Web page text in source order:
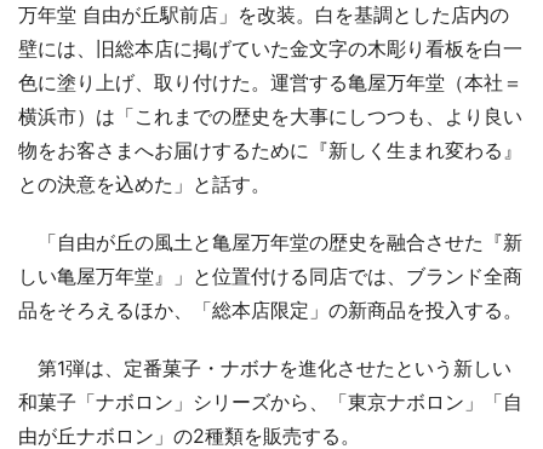
万年堂 自由が丘駅前店」を改装。白を基調とした店内の
壁には、旧総本店に掲げていた金文字の木彫り看板を白一
色に塗り上げ、取り付けた。運営する亀屋万年堂（本社＝
横浜市）は「これまでの歴史を大事にしつつも、より良い
物をお客さまへお届けするために『新しく生まれ変わる』
との決意を込めた」と話す。
「自由が丘の風土と亀屋万年堂の歴史を融合させた『新
しい亀屋万年堂』」と位置付ける同店では、ブランド全商
品をそろえるほか、「総本店限定」の新商品を投入する。
第1弾は、定番菓子・ナボナを進化させたという新しい
和菓子「ナボロン」シリーズから、「東京ナボロン」「自
由が丘ナボロン」の2種類を販売する。